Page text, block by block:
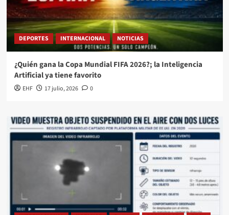
DEPORTES INTERNACIONAL NOTICIAS
¿Quién gana la Copa Mundial FIFA 2026?; la Inteligencia
Artificial ya tiene favorito
EHF 17 julio, 2026 0